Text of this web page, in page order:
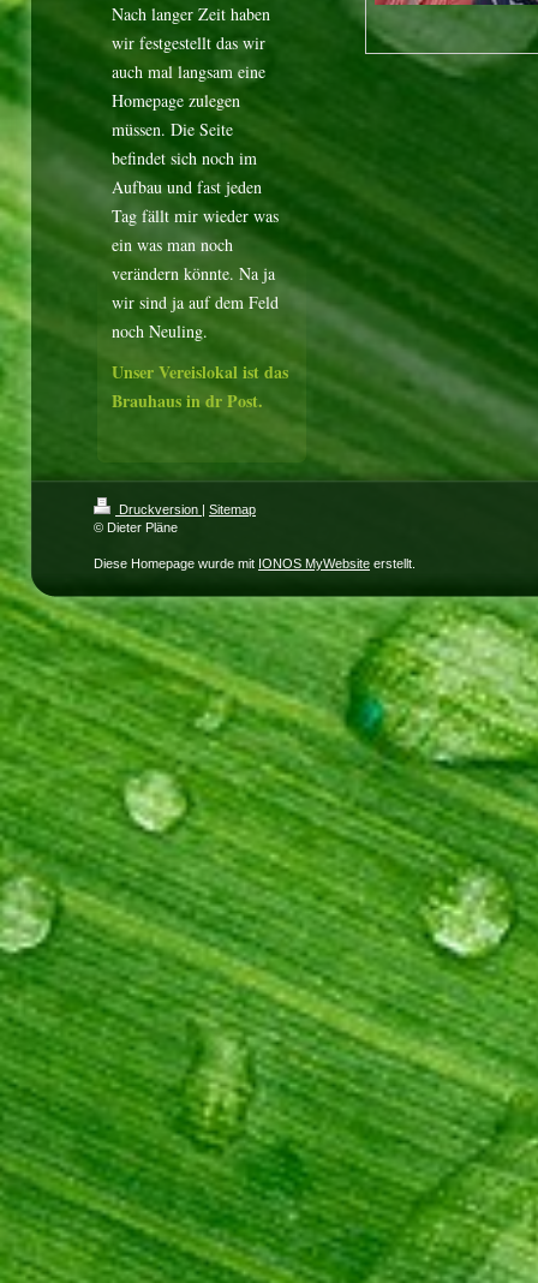
Nach langer Zeit haben
wir festgestellt das wir
auch mal langsam eine
Homepage zulegen
müssen. Die Seite
befindet sich noch im
Aufbau und fast jeden
Tag fällt mir wieder was
ein was man noch
verändern könnte. Na ja
wir sind ja auf dem Feld
noch Neuling.
Unser Vereislokal ist das
Brauhaus in dr Post.
Druckversion
Sitemap
© Dieter Pläne
Diese Homepage wurde mit IONOS MyWebsite erstellt.